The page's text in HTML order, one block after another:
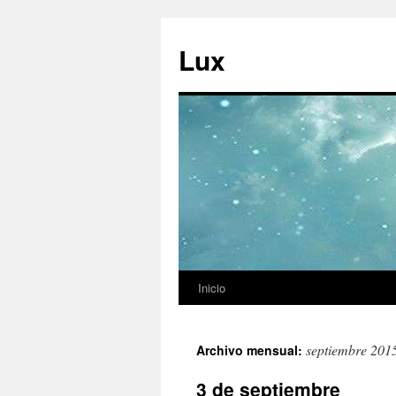
contenido
Lux
Inicio
Archivo mensual: septiembre
3 de septiembre